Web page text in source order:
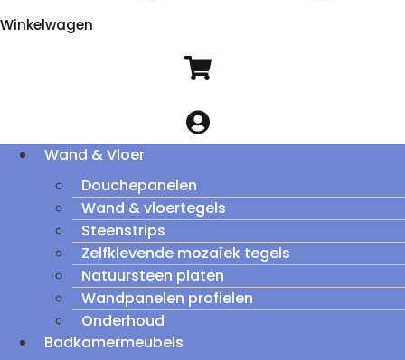
Winkelwagen
Wand & Vloer
Douchepanelen
Wand & vloertegels
Steenstrips
Zelfklevende mozaïek tegels
Natuursteen platen
Wandpanelen profielen
Onderhoud
Badkamermeubels